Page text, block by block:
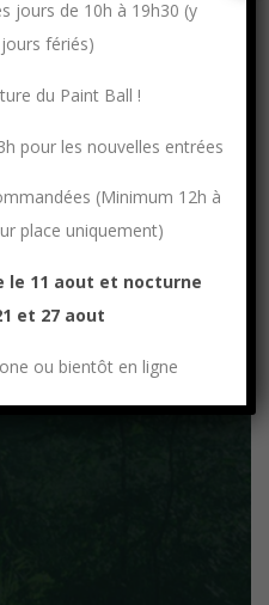
jours de 10h à 19h30 (y
fériés)
du Paint Ball !
pour les nouvelles entrées
(Minimum 12h à
place uniquement)
le 11 aout et nocturne
et 27 aout
ou bientôt en ligne